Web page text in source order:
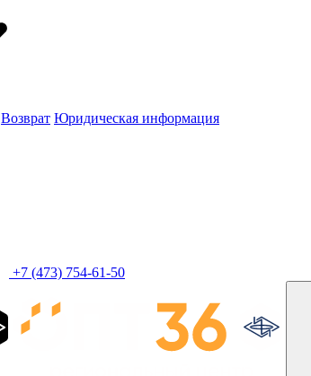
Возврат Юридическая информация
+7 (473) 754-61-50